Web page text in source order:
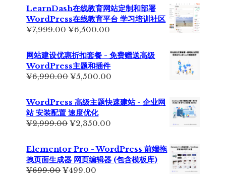
LearnDash在线教育网站定制和部署
WordPress在线教育平台 学习培训社区
¥7,999.00原
为：
¥7,999.00。
¥6,500.00
价
格
为：
¥6,500.00。
网站建设优惠折扣套餐 - 免费赠送高级
WordPress主题和插件
¥6,990.00原
为：
¥6,990.00。
¥5,500.00
价
格
WordPress 高级主题快速建站 - 企业网
站 安装配置 速度优化
¥2,999.00原
为：
¥2,999.00。
¥2,350.00
价
格
为：
Elementor Pro - WordPress 前端拖
拽页面生成器 网页编辑器 (包含模板库)
¥699.00原
¥499.00